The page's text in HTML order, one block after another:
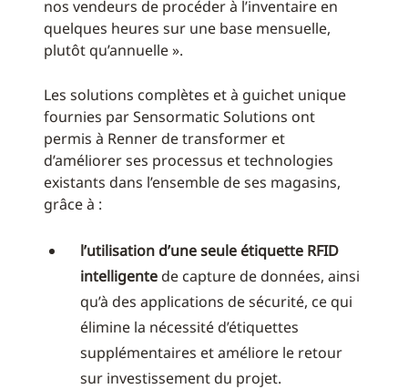
nos vendeurs de procéder à l’inventaire en
quelques heures sur une base mensuelle,
plutôt qu’annuelle ».
Les solutions complètes et à guichet unique
fournies par Sensormatic Solutions ont
permis à Renner de transformer et
d’améliorer ses processus et technologies
existants dans l’ensemble de ses magasins,
grâce à :
l’utilisation d’une seule étiquette RFID
intelligente de capture de données, ainsi
qu’à des applications de sécurité, ce qui
élimine la nécessité d’étiquettes
supplémentaires et améliore le retour
sur investissement du projet.